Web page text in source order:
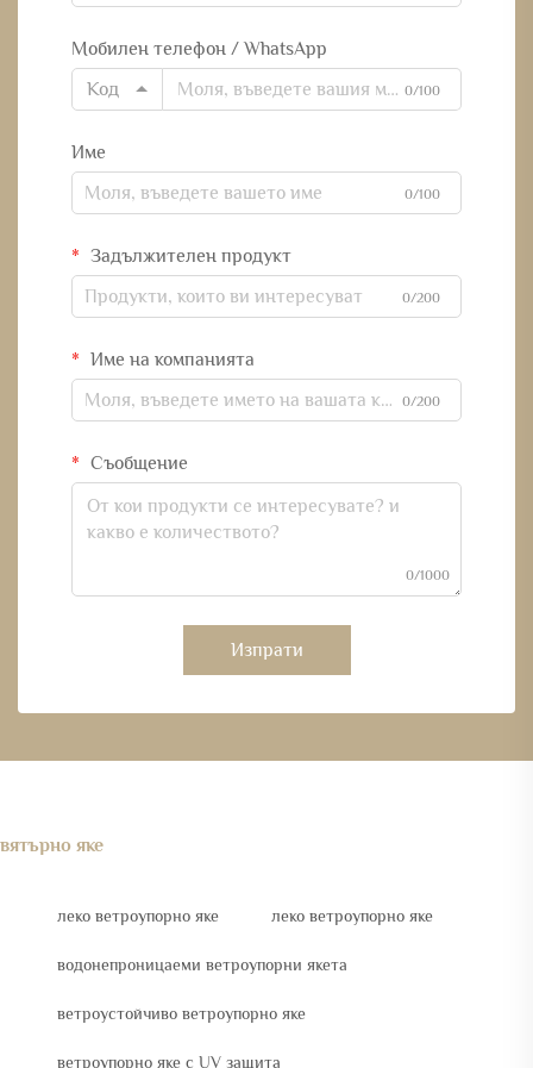
Мобилен телефон / WhatsApp
Код
0/100
Име
0/100
Задължителен продукт
0/200
Име на компанията
0/200
Съобщение
0/1000
Изпрати
вятърно яке
леко ветроупорно яке леко ветроупорно яке
водонепроницаеми ветроупорни якета
ветроустойчиво ветроупорно яке
ветроупорно яке с UV защита